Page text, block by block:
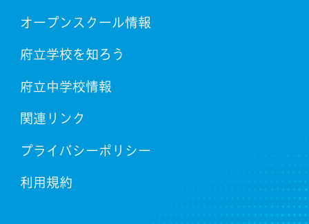
オープンスクール情報
府立学校を知ろう
府立中学校情報
関連リンク
プライバシーポリシー
利用規約